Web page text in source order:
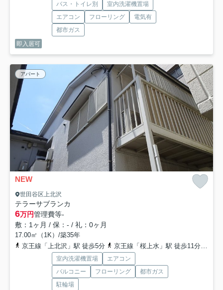
バス・トイレ別
室内洗濯機置場
エアコン
フローリング
電気有
都市ガス
即入居可
アパート
NEW
世田谷区上北沢
テラーサブランカ
6万円管理費等-
敷：1ヶ月 / 保：- / 礼：0ヶ月
17.00㎡（1K）/築35年
京王線「上北沢」駅 徒歩5分
京王線「桜上水」駅 徒歩11分
室内洗濯機置場
エアコン
バルコニー
フローリング
都市ガス
駐輪場